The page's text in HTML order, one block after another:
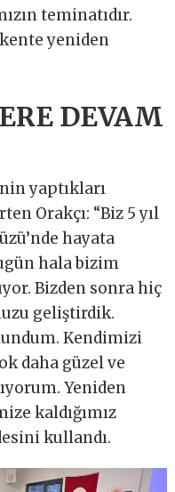
teminatıdır.
yeniden
DEVAM
yaptıkları
Orakçı: “Biz 5 yıl
hayata
hala bizim
Bizden sonra hiç
geliştirdik.
Kendimizi
daha güzel ve
Yeniden
kaldığımız
kullandı.